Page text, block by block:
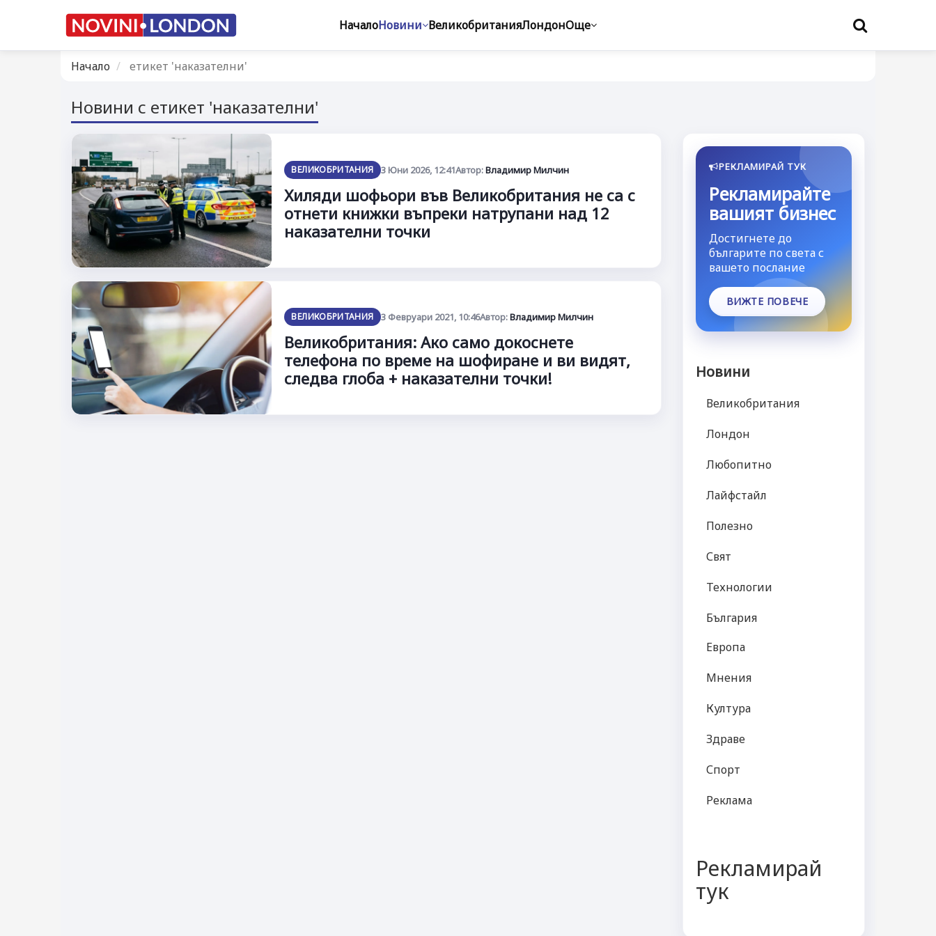
НачалоНовини ВеликобританияЛондонОще
Начало етикет 'наказателни'
Новини с етикет 'наказателни'
ВЕЛИКОБРИТАНИЯ 3 Юни 2026, 12:41Автор:Владимир Милчин
Хиляди шофьори във Великобритания не са с
отнети книжки въпреки натрупани над 12
наказателни точки
ВЕЛИКОБРИТАНИЯ 3 Февруари 2021, 10:46Автор:Владимир Милчин
Великобритания: Ако само докоснете
телефона по време на шофиране и ви видят,
следва глоба + наказателни точки!
РЕКЛАМИРАЙ ТУК
Рекламирайте
вашият бизнес
Достигнете до
българите по света с
вашето послание
ВИЖТЕ ПОВЕЧЕ
Новини
Великобритания
Лондон
Любопитно
Лайфстайл
Полезно
Свят
Технологии
България
Европа
Мнения
Култура
Здраве
Спорт
Реклама
Рекламирай
тук